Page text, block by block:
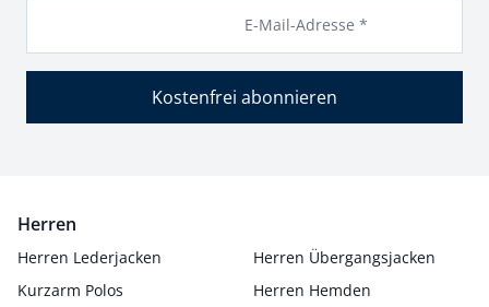
E-Mail-Adresse *
Kostenfrei abonnieren
Herren
Herren Lederjacken
Herren Übergangsjacken
Kurzarm Polos
Herren Hemden